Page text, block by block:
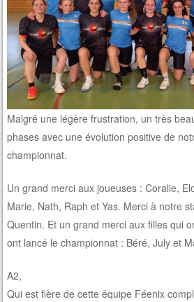
Malgré une légère frustration, un très
phases avec une évolution positive de
championnat.
Un grand merci aux joueuses : Coralie,
Marie, Nath, Raph et Yas. Merci à notre
Quentin. Et un grand merci aux filles qui
ont lancé le championnat : Béré, July et
A2,
Qui est fière de cette équipe Féenix